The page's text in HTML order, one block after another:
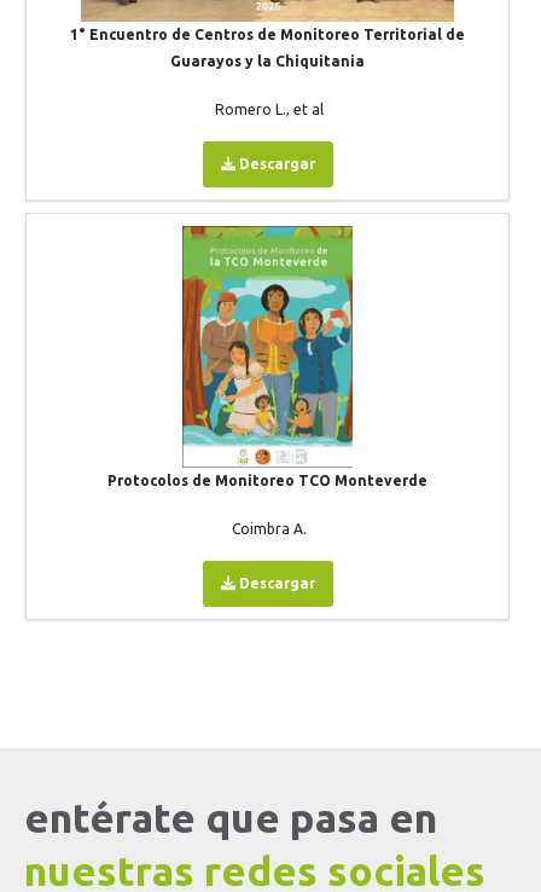
1° Encuentro de Centros de Monitoreo Territorial de
Guarayos y la Chiquitania
Romero L., et al
Descargar
Protocolos de Monitoreo TCO Monteverde
Coimbra A.
Descargar
entérate que pasa en
nuestras redes sociales